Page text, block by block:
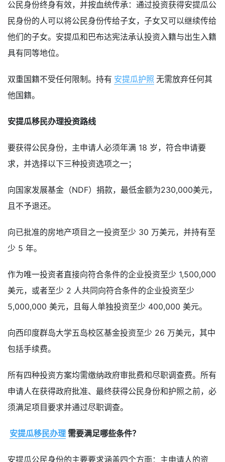
公民身份终身有效，并按血统传承：通过投资获得安提瓜公
民身份的人可以将公民身份传给子女，子女又可以继续传给
他们的子女。安提瓜和巴布达宪法承认投资入籍与出生入籍
具有同等地位。
双重国籍不受任何限制。持有 安提瓜护照 无需放弃任何其
他国籍。
安提瓜移民办理投资路线
要获得公民身份，主申请人必须年满 18 岁，符合申请要
求，并选择以下三种投资选项之一；
向国家发展基金（NDF）捐款，最低金额为230,000美元，
且不予退还。
向已批准的房地产项目之一投资至少 30 万美元，并持有至
少 5 年。
作为唯一投资者直接向符合条件的企业投资至少 1,500,000
美元，或者至少 2 人共同向符合条件的企业投资至少
5,000,000 美元，且每人单独投资至少 400,000 美元。
向西印度群岛大学五岛校区基金投资至少 26 万美元，其中
包括手续费。
所有四种投资方案均需缴纳政府审批费和尽职调查费。所有
申请人在获得政府批准、最终获得公民身份和护照之前，必
须满足项目要求并通过尽职调查。
安提瓜移民办理 需要满足哪些条件？
安提瓜公民身份的主要要求涵盖四个方面：主申请人的资